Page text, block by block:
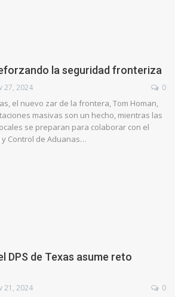
la seguridad fronteriza
27, 2024 0
el nuevo zar de la frontera, Tom Homan,
masivas son un hecho, mientras las
se preparan para colaborar con el
Control de Aduanas…
DPS de Texas asume reto
21, 2024 0